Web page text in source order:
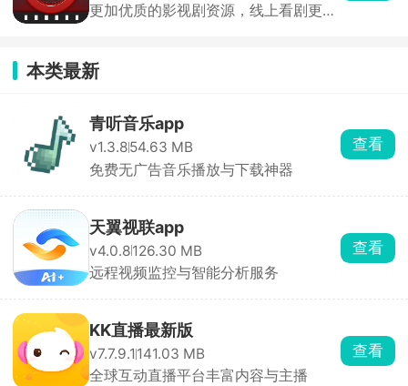
更加优质的影视剧资源，线上看剧更省
本类最新
青听音乐app
v1.3.854.63 MB
免费无广告音乐播放与下载神器
查看
天翼视联app
v4.0.8126.30 MB
远程视频监控与智能分析服务
查看
KK直播最新版
v7.7.9.1 141.03 MB
全球互动直播平台丰富内容与主播
查看